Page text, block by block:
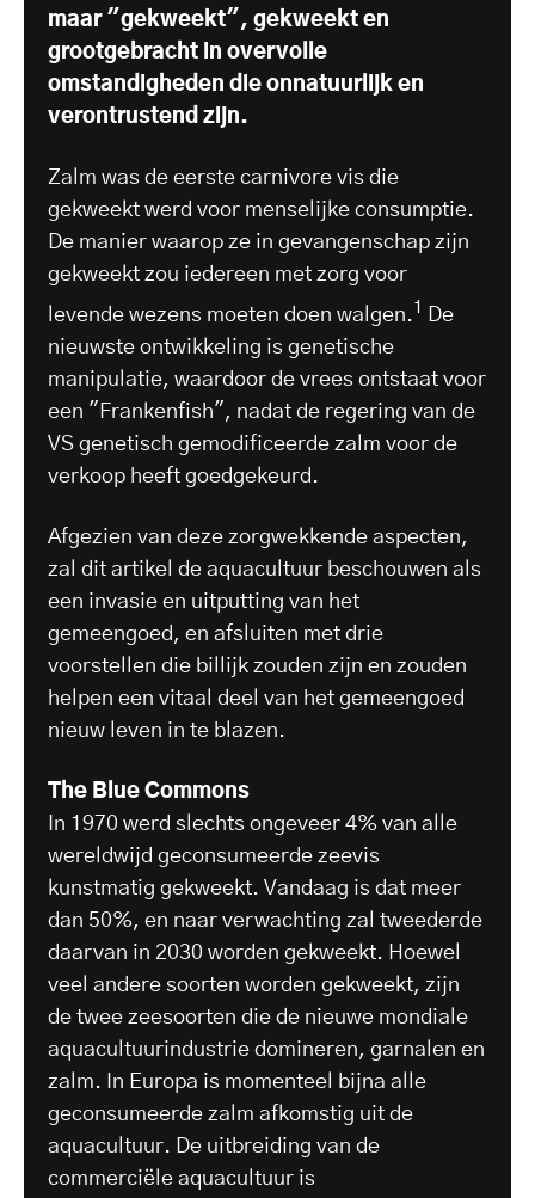
maar "gekweekt", gekweekt en
grootgebracht in overvolle
omstandigheden die onnatuurlijk en
verontrustend zijn.
Zalm was de eerste carnivore vis die
gekweekt werd voor menselijke consumptie.
De manier waarop ze in gevangenschap zijn
gekweekt zou iedereen met zorg voor
levende wezens moeten doen walgen.1
De
nieuwste ontwikkeling is genetische
manipulatie, waardoor de vrees ontstaat voor
een "Frankenfish", nadat de regering van de
VS genetisch gemodificeerde zalm voor de
verkoop heeft goedgekeurd.
Afgezien van deze zorgwekkende aspecten,
zal dit artikel de aquacultuur beschouwen als
een invasie en uitputting van het
gemeengoed, en afsluiten met drie
voorstellen die billijk zouden zijn en zouden
helpen een vitaal deel van het gemeengoed
nieuw leven in te blazen.
The Blue Commons
In 1970 werd slechts ongeveer 4% van alle
wereldwijd geconsumeerde zeevis
kunstmatig gekweekt. Vandaag is dat meer
dan 50%, en naar verwachting zal tweederde
daarvan in 2030 worden gekweekt. Hoewel
veel andere soorten worden gekweekt, zijn
de twee zeesoorten die de nieuwe mondiale
aquacultuurindustrie domineren, garnalen en
zalm. In Europa is momenteel bijna alle
geconsumeerde zalm afkomstig uit de
aquacultuur. De uitbreiding van de
commerciële aquacultuur is